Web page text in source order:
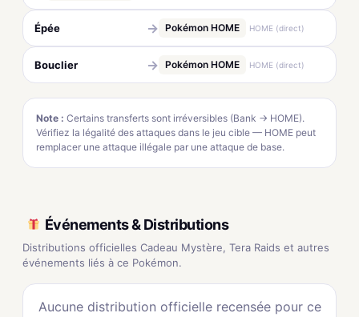
Épée → Pokémon HOME HOME (direct)
Bouclier → Pokémon HOME HOME (direct)
Note : Certains transferts sont irréversibles (Bank → HOME).
Vérifiez la légalité des attaques dans le jeu cible — HOME peut
remplacer une attaque illégale par une attaque de base.
Événements & Distributions
Distributions officielles Cadeau Mystère, Tera Raids et autres
événements liés à ce Pokémon.
Aucune distribution officielle recensée pour ce